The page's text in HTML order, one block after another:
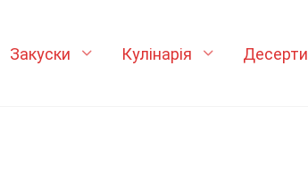
Закуски Кулінарія Десерти